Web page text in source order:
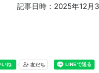
記事日時：2025年12月